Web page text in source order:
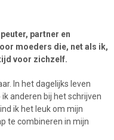
partner en
moeders die, net als ik,
voor zichzelf.
In het dagelijks leven
anderen bij het schrijven
ik het leuk om mijn
te combineren in mijn